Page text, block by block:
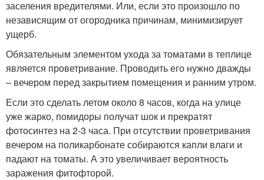
заселения вредителями. Или, если это произошло по
независящим от огородника причинам, минимизирует
ущерб.
Обязательным элементом ухода за томатами в теплице
является проветривание. Проводить его нужно дважды
– вечером перед закрытием помещения и ранним утром.
Если это сделать летом около 8 часов, когда на улице
уже жарко, помидоры получат шок и прекратят
фотосинтез на 2-3 часа. При отсутствии проветривания
вечером на поликарбонате собираются капли влаги и
падают на томаты. А это увеличивает вероятность
заражения фитофторой.